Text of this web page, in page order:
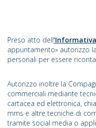
Preso atto dell
appuntamento» autorizzo
personali per essere
Autorizzo inoltre la
commerciali mediante
cartacea ed elettronica,
mms e altre tecniche di
tramite social media o